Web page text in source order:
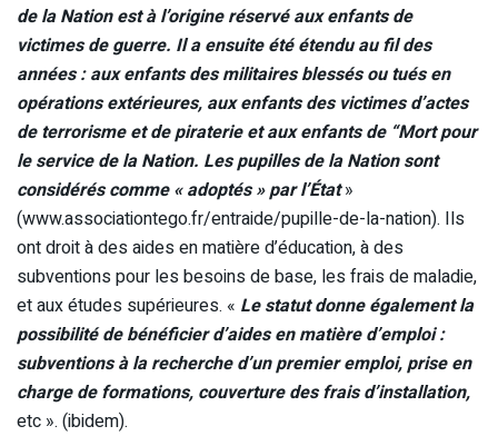
de la Nation est à l’origine réservé aux enfants de
victimes de guerre. Il a ensuite été étendu au fil des
années : aux enfants des militaires blessés ou tués en
opérations extérieures, aux enfants des victimes d’actes
de terrorisme et de piraterie et aux enfants de “Mort pour
le service de la Nation. Les pupilles de la Nation sont
considérés comme « adoptés » par l’État»
(www.associationtego.fr/entraide/pupille-de-la-nation). Ils
ont droit à des aides en matière d’éducation, à des
subventions pour les besoins de base, les frais de maladie,
et aux études supérieures. « Le statut donne également la
possibilité de bénéficier d’aides en matière d’emploi :
subventions à la recherche d’un premier emploi, prise en
charge de formations, couverture des frais d’installation,
etc ». (ibidem).